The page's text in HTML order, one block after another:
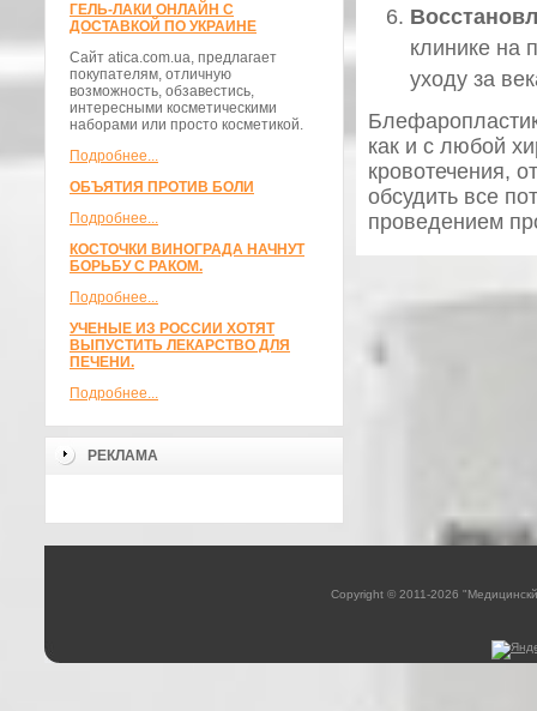
ГЕЛЬ-ЛАКИ ОНЛАЙН С
ДОСТАВКОЙ ПО УКРАИНЕ
Сайт atica.com.ua, предлагает
покупателям, отличную
возможность, обзавестись,
интересными косметическими
наборами или просто косметикой.
Подробнее...
ОБЪЯТИЯ ПРОТИВ БОЛИ
Подробнее...
КОСТОЧКИ ВИНОГРАДА НАЧНУТ
БОРЬБУ С РАКОМ.
Подробнее...
УЧЕНЫЕ ИЗ РОССИИ ХОТЯТ
ВЫПУСТИТЬ ЛЕКАРСТВО ДЛЯ
ПЕЧЕНИ.
Подробнее...
РЕКЛАМА
клинике на
уходу за
как и с любой
кровотечения,
обсудить все
проведением
Copyright © 2011-2026